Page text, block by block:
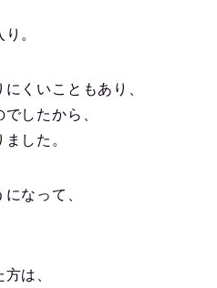
。
くいこともあり、
したから、
した。
なって、
は、